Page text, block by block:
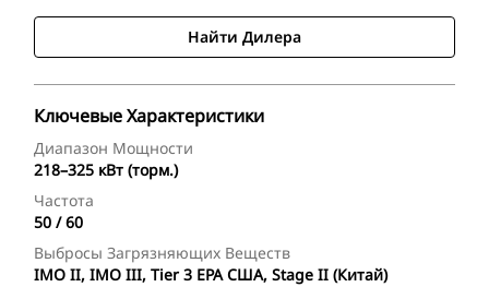
Найти Дилера
Ключевые Характеристики
Диапазон Мощности
218–325 кВт (торм.)
Частота
50 / 60
Выбросы Загрязняющих Веществ
IMO II, IMO III, Tier 3 EPA США, Stage II (Китай)